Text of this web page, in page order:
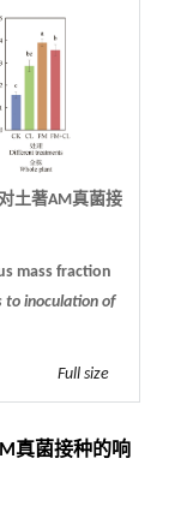
土著AM真菌接
mass fraction
to inoculation of
Full size
真菌接种的响